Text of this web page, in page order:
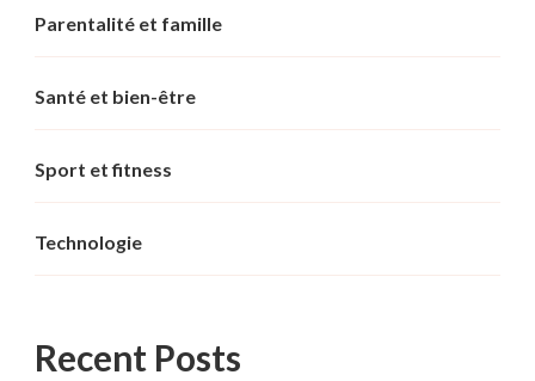
Parentalité et famille
Santé et bien-être
Sport et fitness
Technologie
Recent Posts